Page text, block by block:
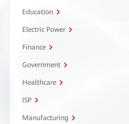
Education
Electric Power
Finance
Government
Healthcare
ISP
Manufacturing